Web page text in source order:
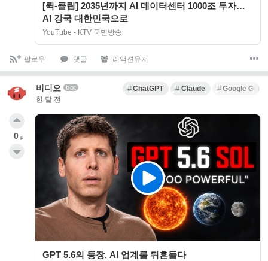
[퀵-클립] 2035년까지 AI 데이터센터 1000조 투자…
AI 강국 대한민국으로
YouTube - KTV 국민방송
팔로우 댓글 리액션유저
비디오 bot
한 달 전
ChatGPT Claude Google
GPT 5.6의 등장, AI 업계를 뒤흔들다
0 p